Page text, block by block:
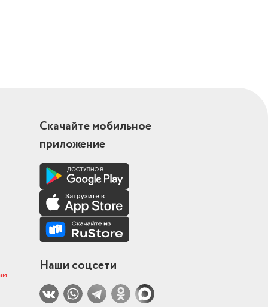
.
Скачайте мобильное
приложение
Наши соцсети